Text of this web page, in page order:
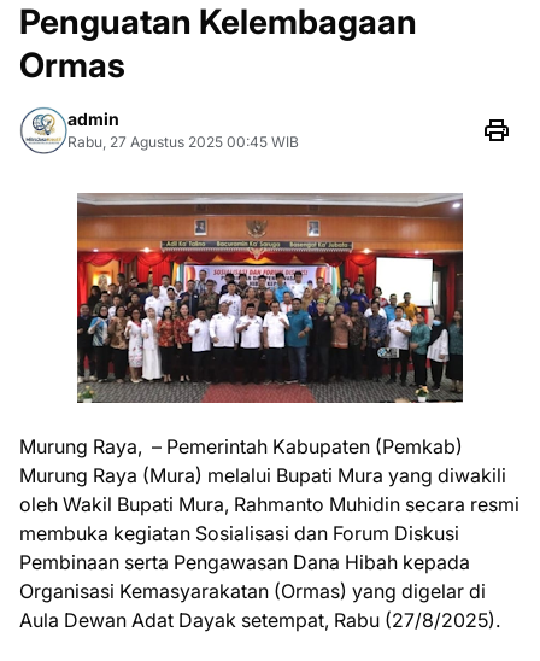
Penguatan Kelembagaan
Ormas
admin
Rabu, 27 Agustus 2025 00:45 WIB
Murung Raya, – Pemerintah Kabupaten (Pemkab)
Murung Raya (Mura) melalui Bupati Mura yang diwakili
oleh Wakil Bupati Mura, Rahmanto Muhidin secara resmi
membuka kegiatan Sosialisasi dan Forum Diskusi
Pembinaan serta Pengawasan Dana Hibah kepada
Organisasi Kemasyarakatan (Ormas) yang digelar di
Aula Dewan Adat Dayak setempat, Rabu (27/8/2025).